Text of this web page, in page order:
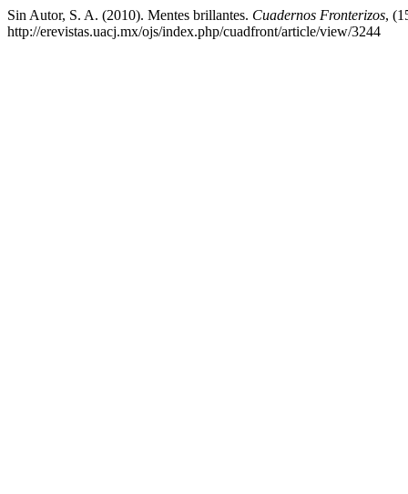
Sin Autor, S. A. (2010). Mentes brillantes. Cuadernos Fronterizos,
http://erevistas.uacj.mx/ojs/index.php/cuadfront/article/view/3244